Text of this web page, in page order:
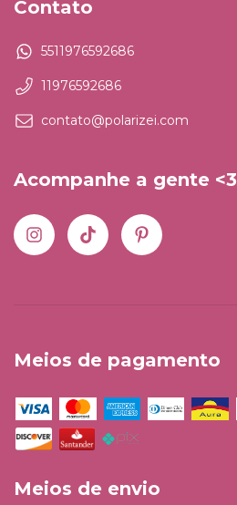
Contato
5511976592686
11976592686
contato@polarizei.com
Acompanhe a gente <3
Meios de pagamento
Meios de envio